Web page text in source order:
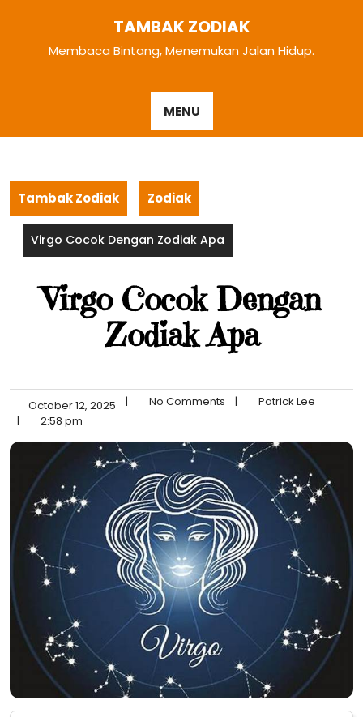
TAMBAK ZODIAK
Membaca Bintang, Menemukan Jalan Hidup.
MENU
Tambak Zodiak Zodiak
Virgo Cocok Dengan Zodiak Apa
Virgo Cocok Dengan
Zodiak Apa
October 12, 2025 | No Comments |
Patrick Lee
|
2:58 pm